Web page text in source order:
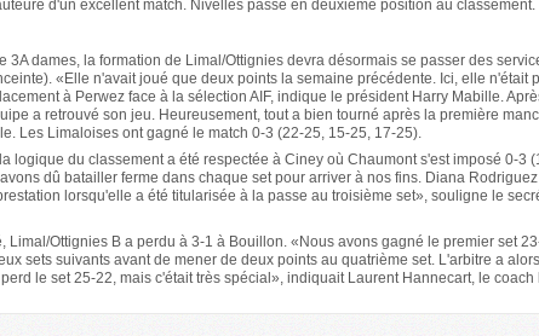
d'un excellent match. Nivelles passe en deuxième position au classement.
3A dames, la formation de Limal/Ottignies devra désormais se passer des
«Elle n'avait joué que deux points la semaine précédente. Ici, elle n'était
à Perwez face à la sélection AIF, indique le président Harry Mabille.
a retrouvé son jeu. Heureusement, tout a bien tourné après la première
Les Limaloises ont gagné le match 0-3 (22-25, 15-25, 17-25).
logique du classement a été respectée à Ciney où Chaumont s'est imposé 0-3
dû batailler ferme dans chaque set pour arriver à nos fins. Diana
lorsqu'elle a été titularisée à la passe au troisième set», souligne le
Limal/Ottignies B a perdu à 3-1 à Bouillon. «Nous avons gagné le premier set
sets suivants avant de mener de deux points au quatrième set. L'arbitre a
le set 25-22, mais c'était très spécial», indiquait Laurent Hannecart, le coach